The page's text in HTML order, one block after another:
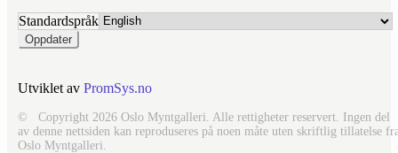
Standardspråk
Utviklet av PromSys.no
© Copyright 2026 Oslo Myntgalleri. Alle rettigheter reservert. Ingen del
av denne nettsiden kan reproduseres på noen måte uten skriftlig tillatelse
Oslo Myntgalleri.